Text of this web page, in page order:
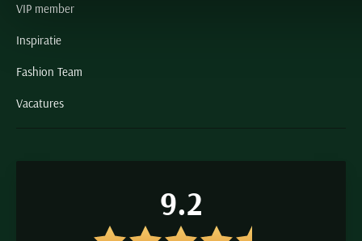
VIP member
Inspiratie
Fashion Team
Vacatures
9.2